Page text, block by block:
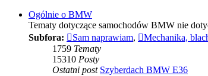
Ogólnie o BMW
Tematy dotyczące samochodów BMW nie
Subfora:
Sam naprawiam, Mechanika,
1759 Tematy
15310 Posty
Ostatni post Szyberdach BMW E36